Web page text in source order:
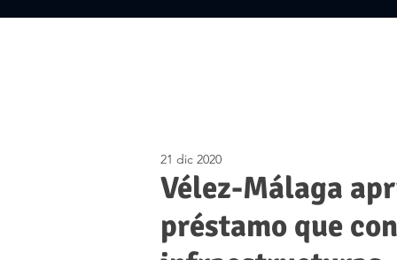
Vélez-Málaga
préstamo que
21 dic 2020